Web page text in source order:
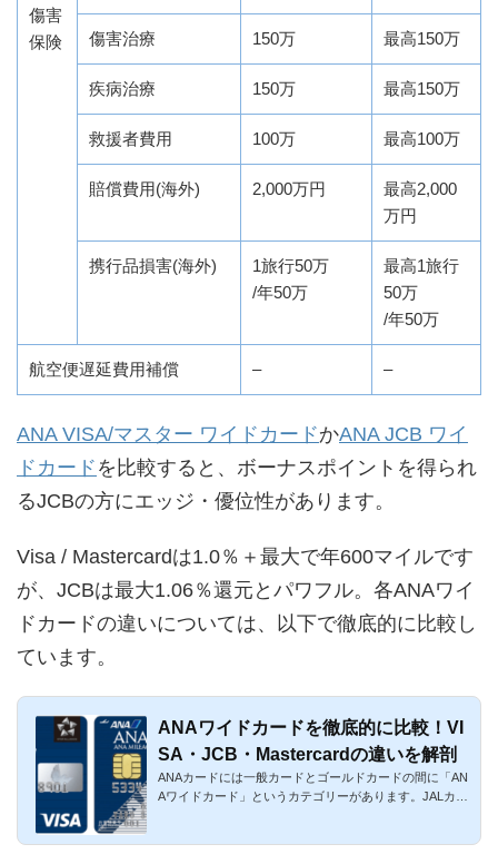
傷害
保険
傷害治療 150万 最高150万
疾病治療 150万 最高150万
救援者費用 100万 最高100万
賠償費用(海外) 2,000万円
最高2,000
万円
携行品損害(海外)
1旅行50万
/年50万
最高1旅行
50万
/年50万
航空便遅延費用補償 – –
ANA VISA/マスター ワイドカードかANA JCB ワイ
ドカード を比較すると、ボーナスポイントを得られ
るJCBの方にエッジ・優位性があります。
Visa / Mastercardは1.0％＋最大で年600マイルです
が、JCBは最大1.06％還元とパワフル。各ANAワイ
ドカードの違いについては、以下で徹底的に比較し
ています。
ANAワイドカードを徹底的に比較！VI
SA・JCB・Mastercardの違いを解剖
ANAカードには一般カードとゴールドカードの間に「AN
Aワイドカード」というカテゴリーがあります。JALカー